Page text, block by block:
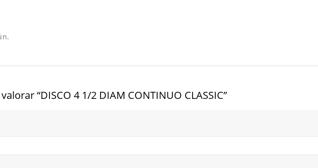
“DISCO 4 1/2 DIAM CONTINUO CLASSIC”